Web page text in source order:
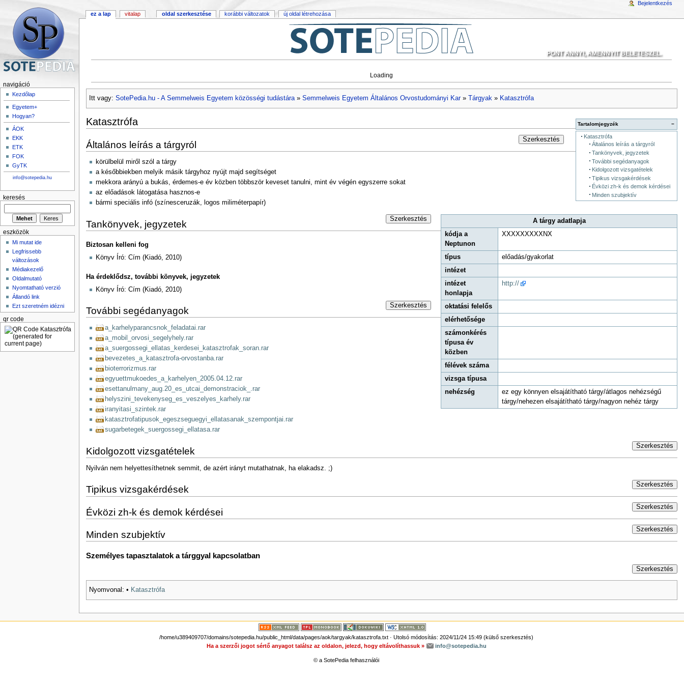
PONT ANNYI, AMENNYIT BELETESZEL.
Loading
Itt vagy: SotePedia.hu - A Semmelweis Egyetem közösségi tudástára» Semmelweis Egyetem Általános Orvostudományi Kar» Tárgyak» Katasztrófa
−
Tartalomjegyzék
Katasztrófa
Általános leírás a tárgyról
Tankönyvek, jegyzetek
További segédanyagok
Kidolgozott vizsgatételek
Tipikus vizsgakérdések
Évközi zh-k és demok kérdései
Minden szubjektív
Katasztrófa
Szerkesztés
Általános leírás a tárgyról
körülbelül miről szól a tárgy
a későbbiekben melyik másik tárgyhoz nyújt majd segítséget
mekkora arányú a bukás, érdemes-e év közben többször keveset tanulni, mint év végén egyszerre sokat
az előadások látogatása hasznos-e
bármi speciális infó (színesceruzák, logos miliméterpapír)
A tárgy adatlapja
kódja a
Neptunon
XXXXXXXXXNX
típus
előadás/gyakorlat
intézet
intézet
honlapja
http://
oktatási felelős
elérhetősége
számonkérés
típusa év
közben
félévek száma
vizsga típusa
nehézség
ez egy könnyen elsajátítható tárgy/átlagos nehézségű
tárgy/nehezen elsajátítható tárgy/nagyon nehéz tárgy
Szerkesztés
Tankönyvek, jegyzetek
Biztosan kelleni fog
Könyv Író: Cím (Kiadó, 2010)
Ha érdeklődsz, további könyvek, jegyzetek
Könyv Író: Cím (Kiadó, 2010)
Szerkesztés
További segédanyagok
a_karhelyparancsnok_feladatai.rar
a_mobil_orvosi_segelyhely.rar
a_suergossegi_ellatas_kerdesei_katasztrofak_soran.rar
bevezetes_a_katasztrofa-orvostanba.rar
bioterrorizmus.rar
egyuettmukoedes_a_karhelyen_2005.04.12.rar
esettanulmany_aug.20_es_utcai_demonstraciok_.rar
helyszini_tevekenyseg_es_veszelyes_karhely.rar
iranyitasi_szintek.rar
katasztrofatipusok_egeszseguegyi_ellatasanak_szempontjai.rar
sugarbetegek_suergossegi_ellatasa.rar
Szerkesztés
Kidolgozott vizsgatételek
Nyilván nem helyettesíthetnek semmit, de azért irányt mutathatnak, ha elakadsz. ;)
Szerkesztés
Tipikus vizsgakérdések
Szerkesztés
Évközi zh-k és demok kérdései
Szerkesztés
Minden szubjektív
Személyes tapasztalatok a tárggyal kapcsolatban
Szerkesztés
Nyomvonal: • Katasztrófa
ez a lap vitalap oldal szerkesztése korábbi változatok új oldal létrehozása
Bejelentkezés
navigáció
Kezdőlap
Egyetem+
Hogyan?
ÁOK
EKK
ETK
FOK
GyTK
info@sotepedia.hu
keresés
eszközök
Mi mutat ide
Legfrissebb
változások
Médiakezelő
Oldalmutató
Nyomtatható verzió
Állandó link
Ezt szeretném idézni
qr code
/home/u389409707/domains/sotepedia.hu/public_html/data/pages/aok/targyak/katasztrofa.txt · Utolsó módosítás: 2024/11/24 15:49 (külső szerkesztés)
Ha a szerzői jogot sértő anyagot találsz az oldalon, jelezd, hogy eltávolíthassuk »
info@sotepedia.hu
© a SotePedia felhasználói